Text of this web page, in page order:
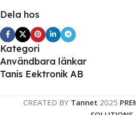
Dela hos
Kategori
Användbara länkar
Tanis Eektronik AB
CREATED BY Tannet 2025